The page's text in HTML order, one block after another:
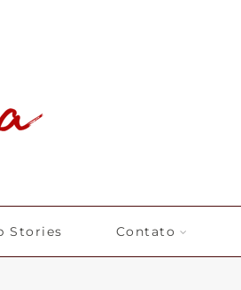
Stories Contato